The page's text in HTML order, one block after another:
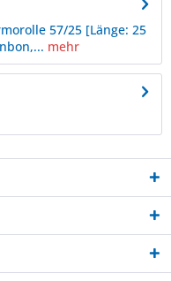
57/25 [Länge: 25
mehr